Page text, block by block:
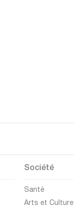
Société
Santé
Arts et Culture